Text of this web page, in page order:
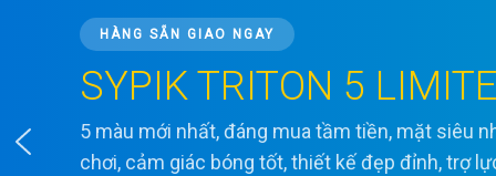
HÀNG SẴN GIAO NGAY
SYPIK TRITON 5
5 màu mới nhất, đáng mua tầm tiền, mặt siêu
chơi, cảm giác bóng tốt, thiết kế đẹp đỉnh, trợ